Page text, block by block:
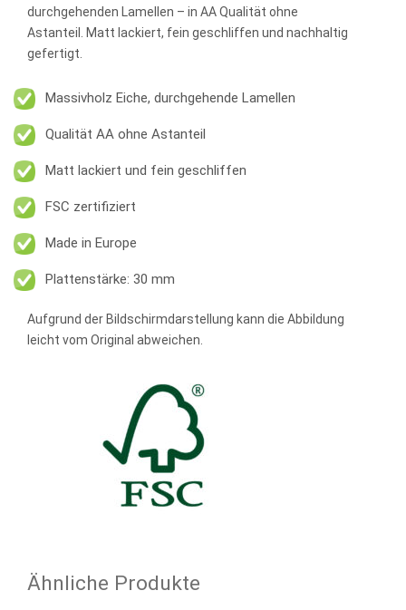
durchgehenden Lamellen – in AA Qualität ohne
Astanteil. Matt lackiert, fein geschliffen und nachhaltig
gefertigt.
Massivholz Eiche, durchgehende Lamellen
Qualität AA ohne Astanteil
Matt lackiert und fein geschliffen
FSC zertifiziert
Made in Europe
Plattenstärke: 30 mm
Aufgrund der Bildschirmdarstellung kann die Abbildung
leicht vom Original abweichen.
Ähnliche Produkte